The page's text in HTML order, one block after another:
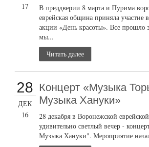
17
В преддверии 8 марта и Пурима
еврейская община приняла участие
акции «День красоты». Все прошло
мы...
Читать далее
28
ДЕК
16
Концерт «Музыка
Музыка Хануки»
28 декабря в Воронежской
удивительно светлый вечер -
Музыка Хануки". Мероприятие